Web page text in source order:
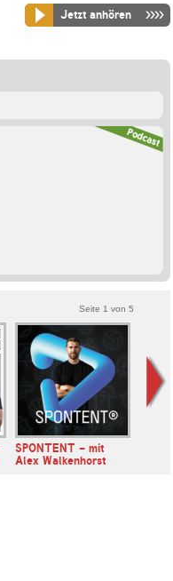
Jetzt anhören
Seite 1 von 5
SPONTENT - mit
Alex Walkenhorst